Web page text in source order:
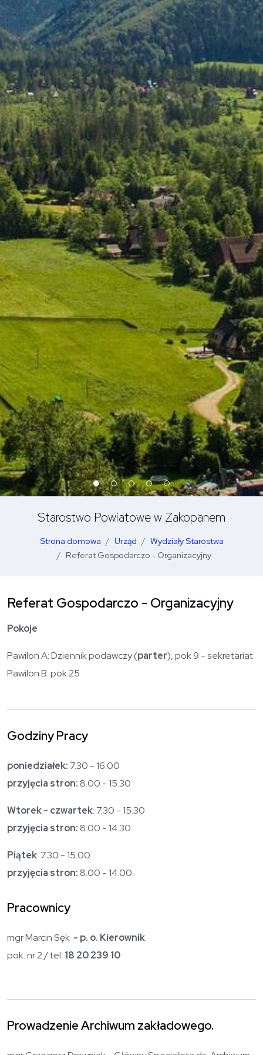
Starostwo Powiatowe w Zakopanem
Strona domowa Urząd
Wydziały Starostwa
Referat Gospodarczo - Organizacyjny
Referat Gospodarczo - Organizacyjny
Pokoje
Pawilon A: Dziennik podawczy (parter), pok 9 - sekretariat
Pawilon B: pok 25
Godziny Pracy
poniedziałek: 7.30 - 16.00
przyjęcia stron:8.00 - 15.30
Wtorek - czwartek: 7.30 - 15.30
przyjęcia stron:8.00 - 14.30
Piątek: 7.30 - 15.00
przyjęcia stron:8.00 - 14.00
Pracownicy
mgr Marcin Sęk - p. o. Kierownik
pok. nr 2 / tel. 18 20 239 10
Prowadzenie Archiwum zakładowego.